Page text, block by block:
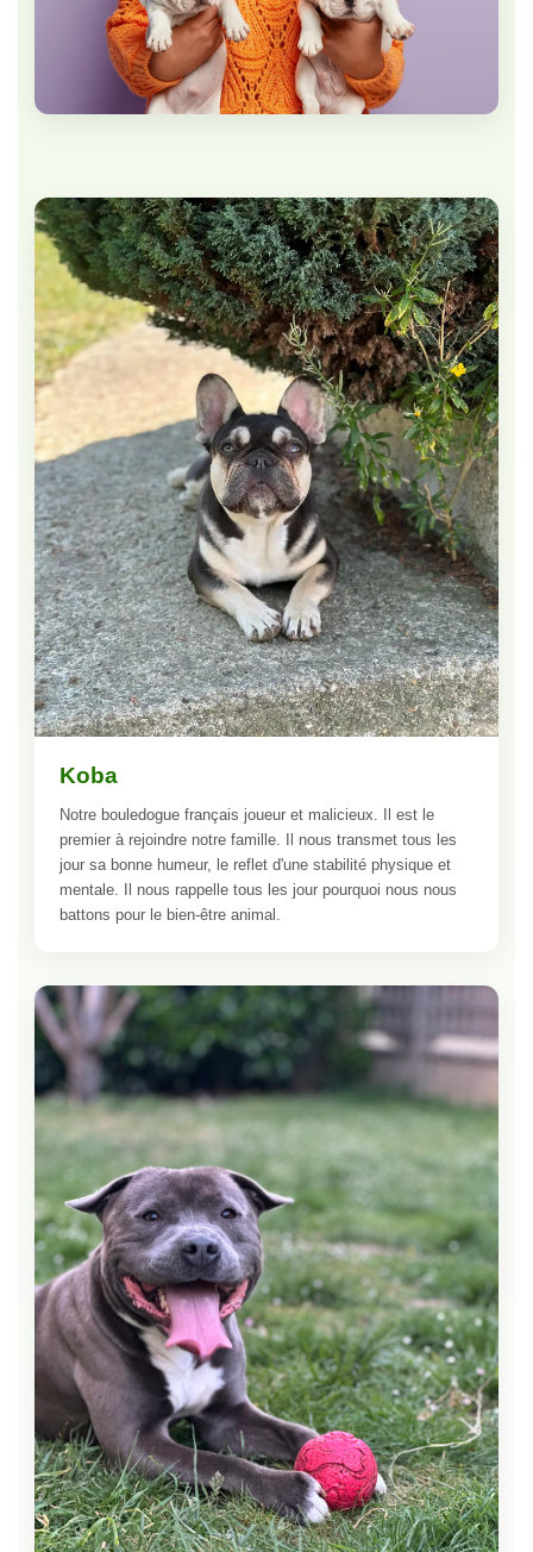
Koba
Notre bouledogue français joueur et malicieux. Il est le
premier à rejoindre notre famille. Il nous transmet tous les
jour sa bonne humeur, le reflet d'une stabilité physique et
mentale. Il nous rappelle tous les jour pourquoi nous nous
battons pour le bien-être animal.